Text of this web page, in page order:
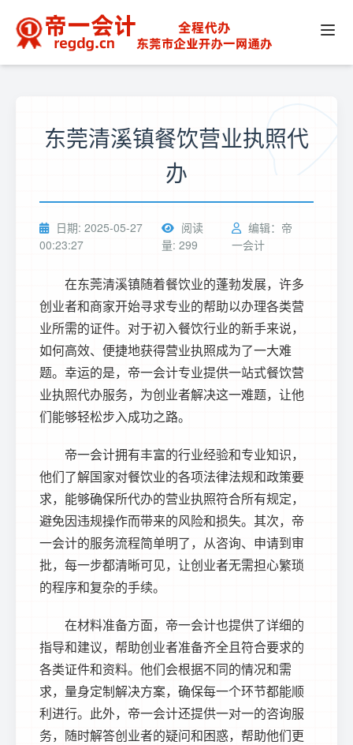
东莞清溪镇餐饮营业执照代
办
日期: 2025-05-27
00:23:27
阅读
量: 299
编辑：帝
一会计
在东莞清溪镇随着餐饮业的蓬勃发展，许多
创业者和商家开始寻求专业的帮助以办理各类营
业所需的证件。对于初入餐饮行业的新手来说，
如何高效、便捷地获得营业执照成为了一大难
题。幸运的是，帝一会计专业提供一站式餐饮营
业执照代办服务，为创业者解决这一难题，让他
们能够轻松步入成功之路。
帝一会计拥有丰富的行业经验和专业知识，
他们了解国家对餐饮业的各项法律法规和政策要
求，能够确保所代办的营业执照符合所有规定，
避免因违规操作而带来的风险和损失。其次，帝
一会计的服务流程简单明了，从咨询、申请到审
批，每一步都清晰可见，让创业者无需担心繁琐
的程序和复杂的手续。
在材料准备方面，帝一会计也提供了详细的
指导和建议，帮助创业者准备齐全且符合要求的
各类证件和资料。他们会根据不同的情况和需
求，量身定制解决方案，确保每一个环节都能顺
利进行。此外，帝一会计还提供一对一的咨询服
务，随时解答创业者的疑问和困惑，帮助他们更